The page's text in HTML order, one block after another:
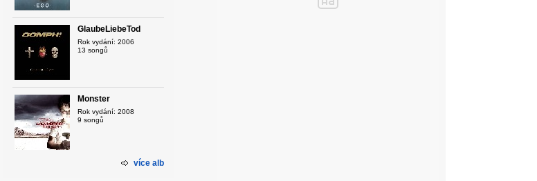
GlaubeLiebeTod
Rok vydání: 2006
13 songů
Monster
Rok vydání: 2008
9 songů
více alb